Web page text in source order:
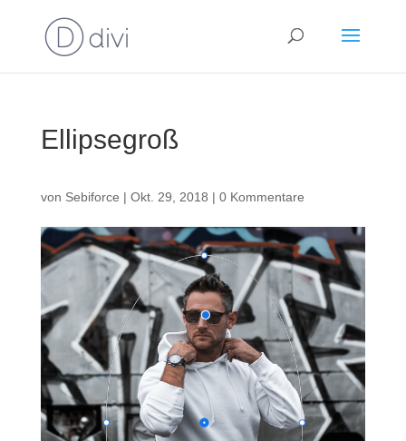
Ellipsegroß
von Sebiforce | Okt. 29, 2018 | 0 Kommentare